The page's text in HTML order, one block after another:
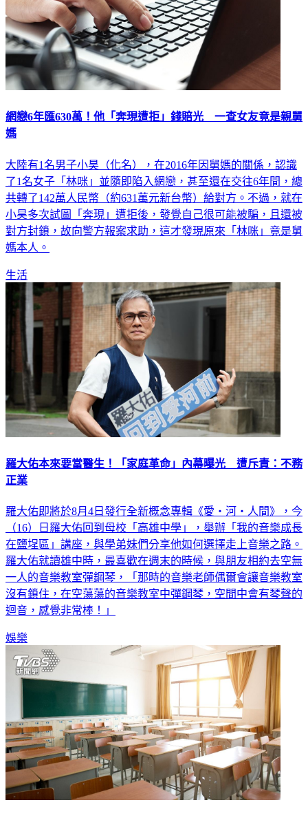
網戀6年匯630萬！他「奔現遭拒」錢賠光 一查女友竟是親舅
媽
大陸有1名男子小昊（化名），在2016年因舅媽的關係，認識
了1名女子「林咪」並隨即陷入網戀，甚至還在交往6年間，總
共轉了142萬人民幣（約631萬元新台幣）給對方。不過，就在
小昊多次試圖「奔現」遭拒後，發覺自己很可能被騙，且還被
對方封鎖，故向警方報案求助，這才發現原來「林咪」竟是舅
媽本人。
生活
羅大佑本來要當醫生！「家庭革命」內幕曝光 遭斥責：不務
正業
羅大佑即將於8月4日發行全新概念專輯《愛‧河‧人間》，今
（16）日羅大佑回到母校「高雄中學」，舉辦「我的音樂成長
在鹽埕區」講座，與學弟妹們分享他如何選擇走上音樂之路。
羅大佑就讀雄中時，最喜歡在週末的時候，與朋友相約去空無
一人的音樂教室彈鋼琴，「那時的音樂老師偶爾會讓音樂教室
沒有鎖住，在空蕩蕩的音樂教室中彈鋼琴，空間中會有琴聲的
迴音，感覺非常棒！」
娛樂